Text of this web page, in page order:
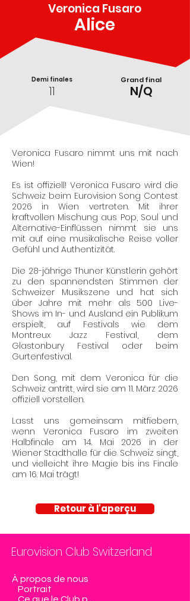
Veronica Fusaro
Alice
Demi finales
11
Grand final
N/Q
Veronica Fusaro nimmt uns mit nach
Wien!
Es ist offiziell! Veronica Fusaro wird die
Schweiz beim Eurovision Song Contest
2026 in Wien vertreten. Mit ihrer
kraftvollen Mischung aus Pop, Soul und
Alternative-Einflüssen nimmt sie uns
mit auf eine musikalische Reise voller
Gefühl und Authentizität.
Die 28-jährige Thuner Künstlerin gehört
zu den spannendsten Stimmen der
Schweizer Musikszene und hat sich
über Jahre mit mehr als 500 Live-
Shows im In- und Ausland ein Publikum
erspielt, auf Festivals wie dem
Montreux Jazz Festival, dem
Glastonbury Festival oder beim
Gurtenfestival.
Den Song, mit dem Veronica für die
Schweiz antritt, wird sie am 11. März 2026
offiziell vorstellen.
Lasst uns gemeinsam mitfiebern,
wenn Veronica Fusaro im zweiten
Halbfinale am 14. Mai 2026 in der
Wiener Stadthalle für die Schweiz singt,
und vielleicht ihre Magie bis ins Finale
am 16. Mai trägt!
Retour à l'aperçu
Eurovision Club Switzerland
À propos de nous
Portrait